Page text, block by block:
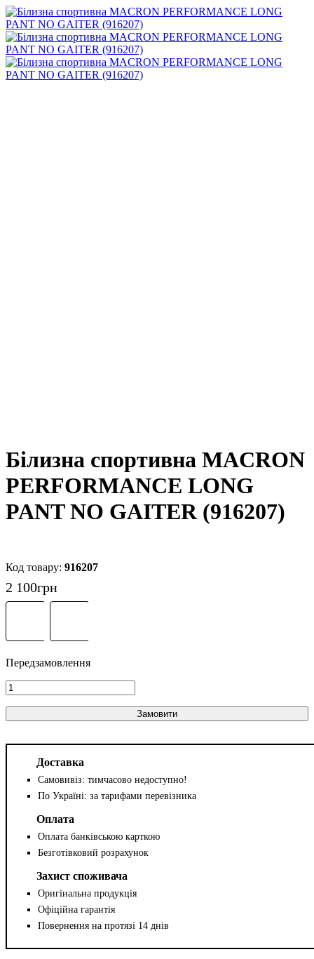
Білизна спортивна MACRON
PERFORMANCE LONG
PANT NO GAITER (916207)
916207
2 100грн
Замовити
Доставка
Самовивіз: тимчасово недоступно!
По Україні: за тарифами перевізника
Оплата
Оплата банківською карткою
Безготівковий розрахунок
Захист споживача
Оригінальна продукція
Офіційна гарантія
Повернення на протязі 14 днів